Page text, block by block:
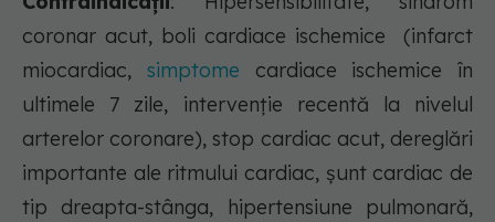
coronar acut, boli cardiace ischemice (infarct
miocardiac, simptome cardiace ischemice în
ultimele 7 zile, intervenţie recentă la nivelul
arterelor coronare), stop cardiac acut, dereglări
importante ale ritmului cardiac, şunt cardiac de
tip dreapta-stânga, hipertensiune pulmonară,